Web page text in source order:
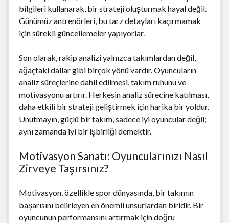
bilgileri kullanarak, bir strateji oluşturmak hayal değil.
Günümüz antrenörleri, bu tarz detayları kaçırmamak
için sürekli güncellemeler yapıyorlar.
Son olarak, rakip analizi yalnızca takımlardan değil,
ağaçtaki dallar gibi birçok yönü vardır. Oyuncuların
analiz süreçlerine dahil edilmesi, takım ruhunu ve
motivasyonu artırır. Herkesin analiz sürecine katılması,
daha etkili bir strateji geliştirmek için harika bir yoldur.
Unutmayın, güçlü bir takım, sadece iyi oyuncular değil;
aynı zamanda iyi bir işbirliği demektir.
Motivasyon Sanatı: Oyuncularınızı Nasıl
Zirveye Taşırsınız?
Motivasyon, özellikle spor dünyasında, bir takımın
başarısını belirleyen en önemli unsurlardan biridir. Bir
oyuncunun performansını artırmak için doğru